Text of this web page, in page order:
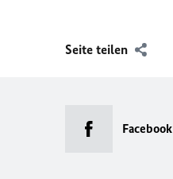
Seite teilen
Facebook